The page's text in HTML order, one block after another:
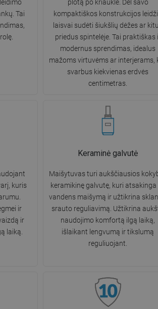
Tai
plotą po kriaukle. Dėl savo
kompaktiškos konstrukcijos
laisvai sudėti šiukšlių dėžes ar
priedus spintelėje. Tai praktiškas
modernus sprendimas, idealus
mažoms virtuvėms ar interjerams,
svarbus kiekvienas erdvės
centimetras.
kuris
ir
ir
laiką.
Keraminė galvutė
Maišytuvas turi aukščiausios
keramikinę galvutę, kuri atsakinga
vandens maišymą ir užtikrina
srauto reguliavimą. Užtikrina
naudojimo komfortą ilgą laiką,
išlaikant lengvumą ir tikslumą
reguliuojant.